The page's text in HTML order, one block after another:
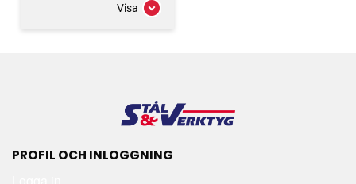
Visa
PROFIL OCH INLOGGNING